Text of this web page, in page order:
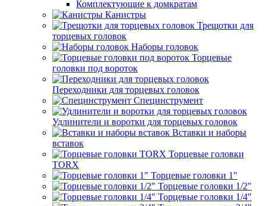
Комплектующие к домкратам
Канистры
Трещотки для
торцевых головок
Наборы головок
Торцевые
головки под вороток
Переходники для торцевых головок
Специнструмент
Удлинители и воротки для торцевых головок
Вставки и наборы
вставок
Торцевые головки
TORX
Торцевые головки 1"
Торцевые головки 1/2"
Торцевые головки 1/4"